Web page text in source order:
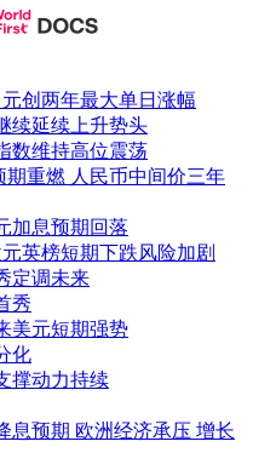
创两年最大单日涨幅
续延续上升势头
数维持高位震荡
期重燃 人民币中间价三年
加息预期回落
英榜短期下跌风险加剧
定调未来
秀
美元短期强势
化
撑动力持续
息预期 欧洲经济承压 增长